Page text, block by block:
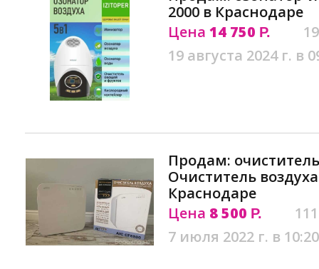
2000 в Краснодаре
Цена 14 750 Р.
19 августа 2024 г. в
Продам: очиститель
Очиститель воздуха
Краснодаре
Цена 8 500 Р.
7 июля 2022 г. в 10:20